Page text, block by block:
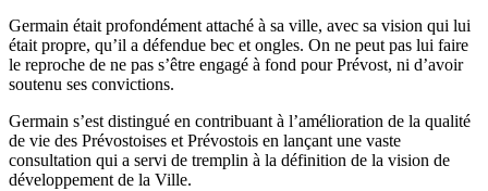
Germain était profondément attaché à sa ville, avec sa vision qui lui
était propre, qu’il a défendue bec et ongles. On ne peut pas lui faire
le reproche de ne pas s’être engagé à fond pour Prévost, ni d’avoir
soutenu ses convictions.
Germain s’est distingué en contribuant à l’amélioration de la qualité
de vie des Prévostoises et Prévostois en lançant une vaste
consultation qui a servi de tremplin à la définition de la vision de
développement de la Ville.